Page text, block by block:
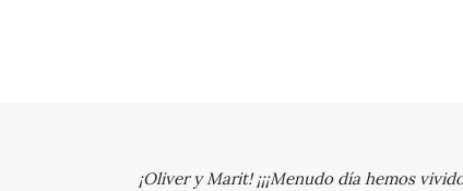
¡Oliver y Marit! ¡¡¡Menudo día hemos